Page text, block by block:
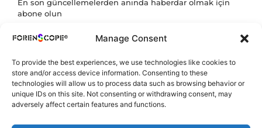
Manage Consent
To provide the best experiences, we use technologies like cookies to
store and/or access device information. Consenting to these
technologies will allow us to process data such as browsing behavior or
unique IDs on this site. Not consenting or withdrawing consent, may
adversely affect certain features and functions.
En son güncellemelerden anında haberdar olmak için
abone olun
Abone ol butonuna tıklayarakKVKK Politikamızı
onaylamış olursunuz.